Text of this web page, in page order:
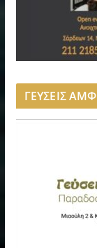
ΓΕΥΣΕΙΣ